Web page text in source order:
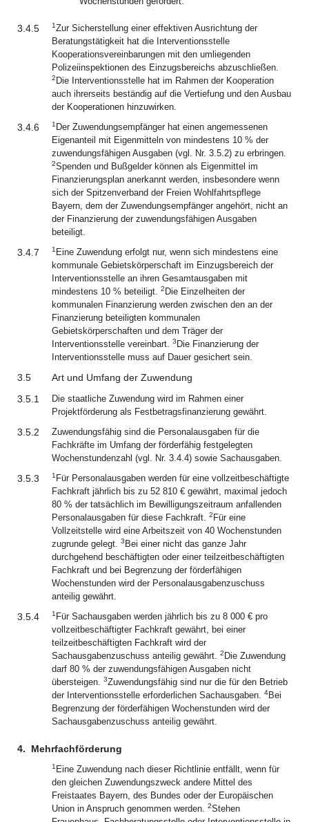
3.4.5 1Zur Sicherstellung einer effektiven Ausrichtung der
Beratungstätigkeit hat die Interventionsstelle
Kooperationsvereinbarungen mit den umliegenden
Polizeiinspektionen des Einzugsbereichs abzuschließen.
2 Die Interventionsstelle hat im Rahmen der Kooperation
auch ihrerseits beständig auf die Vertiefung und den Ausbau
der Kooperationen hinzuwirken.
3.4.6 1 Der Zuwendungsempfänger hat einen angemessenen
Eigenanteil mit Eigenmitteln von mindestens 10 % der
zuwendungsfähigen Ausgaben (vgl. Nr. 3.5.2) zu erbringen.
2Spenden und Bußgelder können als Eigenmittel im
Finanzierungsplan anerkannt werden, insbesondere wenn
sich der Spitzenverband der Freien Wohlfahrtspflege
Bayern, dem der Zuwendungsempfänger angehört, nicht an
der Finanzierung der zuwendungsfähigen Ausgaben
beteiligt.
3.4.7 1 Eine Zuwendung erfolgt nur, wenn sich mindestens eine
kommunale Gebietskörperschaft im Einzugsbereich der
Interventionsstelle an ihren Gesamtausgaben mit
mindestens 10 % beteiligt. 2 Die Einzelheiten der
kommunalen Finanzierung werden zwischen den an der
Finanzierung beteiligten kommunalen
Gebietskörperschaften und dem Träger der
Interventionsstelle vereinbart. 3 Die Finanzierung der
Interventionsstelle muss auf Dauer gesichert sein.
3.5
Art und Umfang der Zuwendung
3.5.1
Die staatliche Zuwendung wird im Rahmen einer
Projektförderung als Festbetragsfinanzierung gewährt.
3.5.2
Zuwendungsfähig sind die Personalausgaben für die
Fachkräfte im Umfang der förderfähig festgelegten
Wochenstundenzahl (vgl. Nr. 3.4.4) sowie Sachausgaben.
3.5.3 1 Für Personalausgaben werden für eine vollzeitbeschäftigte
Fachkraft jährlich bis zu 52 810 € gewährt, maximal jedoch
80 % der tatsächlich im Bewilligungszeitraum anfallenden
Personalausgaben für diese Fachkraft. 2 Für eine
Vollzeitstelle wird eine Arbeitszeit von 40 Wochenstunden
zugrunde gelegt. 3 Bei einer nicht das ganze Jahr
durchgehend beschäftigten oder einer teilzeitbeschäftigten
Fachkraft und bei Begrenzung der förderfähigen
Wochenstunden wird der Personalausgabenzuschuss
anteilig gewährt.
3.5.4 1 Für Sachausgaben werden jährlich bis zu 8 000 € pro
vollzeitbeschäftigter Fachkraft gewährt, bei einer
teilzeitbeschäftigten Fachkraft wird der
Sachausgabenzuschuss anteilig gewährt. 2 Die Zuwendung
darf 80 % der zuwendungsfähigen Ausgaben nicht
übersteigen. 3Zuwendungsfähig sind nur die für den Betrieb
der Interventionsstelle erforderlichen Sachausgaben. 4Bei
Begrenzung der förderfähigen Wochenstunden wird der
Sachausgabenzuschuss anteilig gewährt.
4. Mehrfachförderung
1 Eine Zuwendung nach dieser Richtlinie entfällt, wenn für
den gleichen Zuwendungszweck andere Mittel des
Freistaates Bayern, des Bundes oder der Europäischen
Union in Anspruch genommen werden. 2Stehen